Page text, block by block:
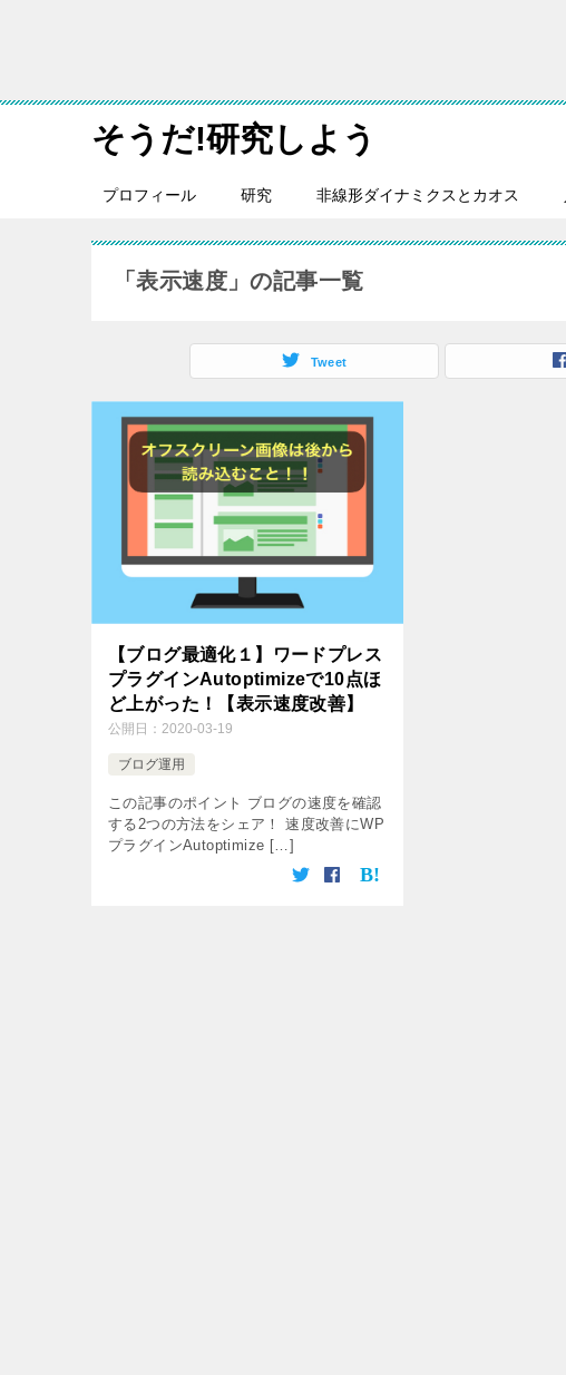
そうだ!研究しよう
プロフィール 研究 非線形ダイナミクスとカオス
「表示速度」の記事一覧
Tweet
【ブログ最適化１】ワードプレス
プラグインAutoptimizeで10点ほ
ど上がった！【表示速度改善】
公開日： 2020-03-19
ブログ運用
この記事のポイント ブログの速度を確認
する2つの方法をシェア！ 速度改善にWP
プラグインAutoptimize […]